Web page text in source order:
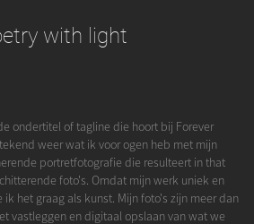
with light
ondertitel of tagline die hoort bij Forever
weer wat ik voor ogen heb met mijn
portretfotografie die resulteert in that
foto's. Omdat mijn werk uniek en
het graag als kunst. Mijn foto's zijn meer dan
vastleggen en digitaal opslaan van wat we